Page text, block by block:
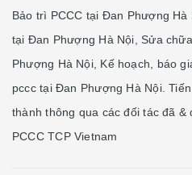
Bảo trì PCCC tại Đan Phượng
tại Đan Phượng Hà Nội, Sửa
Phượng Hà Nội, Kế hoạch, báo
pccc tại Đan Phượng Hà Nội.
thành thông qua các đối tác đã &
PCCC TCP Vietnam